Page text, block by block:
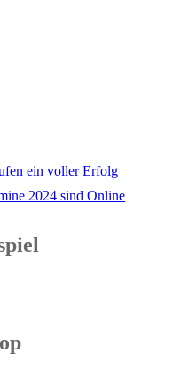
ein voller Erfolg
2024 sind Online